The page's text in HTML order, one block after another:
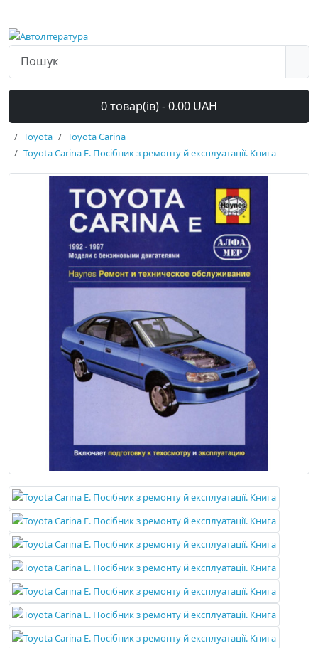
0 товар(ів) - 0.00 UAH
Toyota
Toyota Carina
Toyota Carina E. Посібник з ремонту й експлуатації. Книга